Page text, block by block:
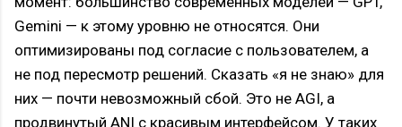
Gemini — к этому уровню не относятся. Они
оптимизированы под согласие с пользователем, а
не под пересмотр решений. Сказать «я не знаю» для
них — почти невозможный сбой. Это не AGI, а
продвинутый ANI с красивым интерфейсом. У таких